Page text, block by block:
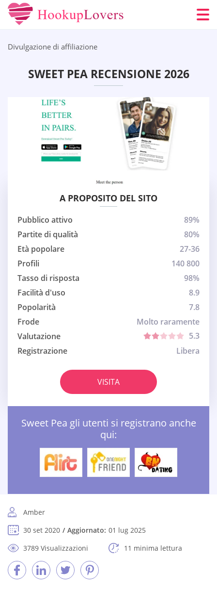
Divulgazione di affiliazione
SWEET PEA RECENSIONE 2026
A PROPOSITO DEL SITO
Pubblico attivo
89%
Partite di qualità
80%
Età popolare
27-36
Profili
140 800
Tasso di risposta
98%
Facilità d'uso
8.9
Popolarità
7.8
Frode
Molto raramente
Valutazione
5.3
Registrazione
Libera
VISITA
Sweet Pea gli utenti si registrano anche
qui:
Amber
30 set 2020
Aggiornato: 01 lug 2025
3789 Visualizzazioni
11 minima lettura